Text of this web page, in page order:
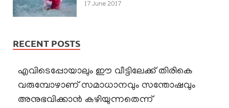
17 June 2017
RECENT POSTS
എവിടെപ്പോയാലും ഈ വീട്ടിലേക്ക് തിരികെ
വരുമ്പോഴാണ് സമാധാനവും സന്തോഷവും
അനുഭവിക്കാൻ കഴിയുന്നതെന്ന്